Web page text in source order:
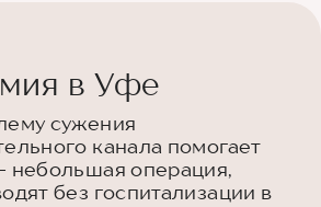
в Уфе
сужения
канала помогает
небольшая операция,
без госпитализации в